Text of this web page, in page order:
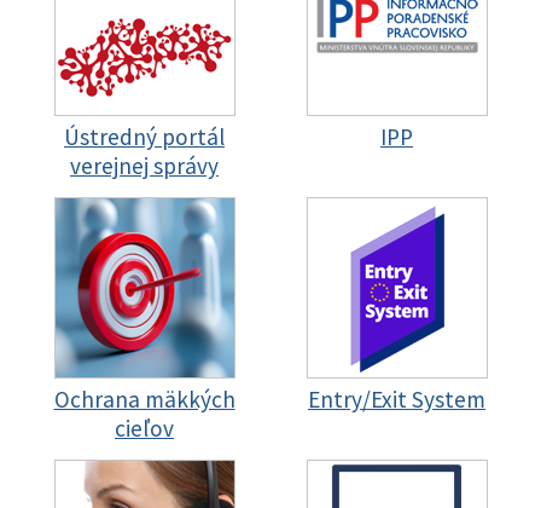
Ústredný portál
verejnej správy
IPP
Ochrana mäkkých
cieľov
Entry/Exit System